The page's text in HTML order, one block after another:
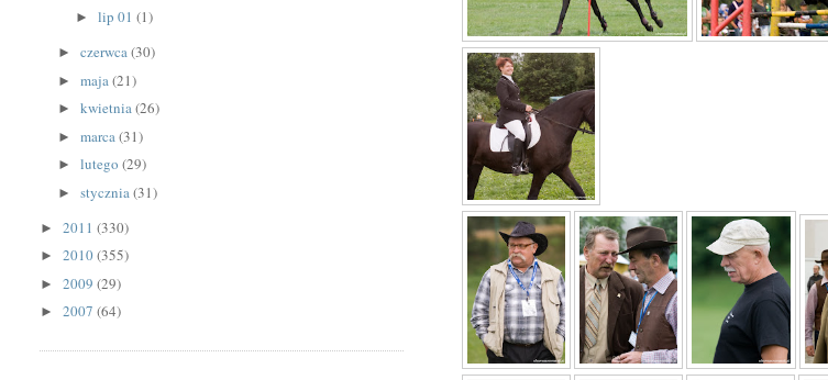
► lip 01 (1)
►czerwca(30)
►maja(21)
►kwietnia(26)
►marca(31)
►lutego(29)
►stycznia(31)
►2011(330)
►2010(355)
►2009(29)
►2007(64)